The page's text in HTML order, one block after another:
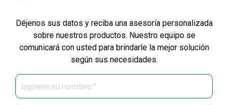
Déjenos sus datos y reciba una asesoría personalizada
sobre nuestros productos. Nuestro equipo se
comunicará con usted para brindarle la mejor solución
según sus necesidades.